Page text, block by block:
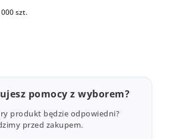
szt.
pomocy z wyborem?
produkt będzie odpowiedni?
przed zakupem.